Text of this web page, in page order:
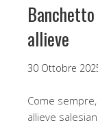
allieve
30 Ottobre
Come
allieve